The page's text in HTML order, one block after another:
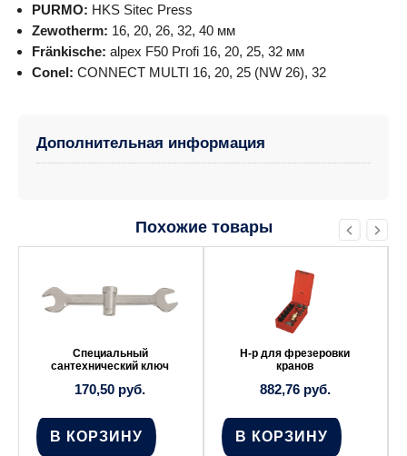
PURMO: HKS Sitec Press
Zewotherm: 16, 20, 26, 32, 40 мм
Fränkische: alpex F50 Profi 16, 20, 25, 32 мм
Conel: CONNECT MULTI 16, 20, 25 (NW 26), 32
Дополнительная информация
Похожие товары
Специальный
сантехнический ключ
170,50 руб.
В КОРЗИНУ
Н-р для фрезеровки
кранов
882,76 руб.
В КОРЗИНУ